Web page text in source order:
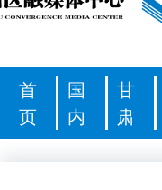
首
页
国
内
甘
肃